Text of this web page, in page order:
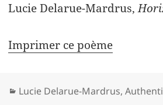
Lucie Delarue-Mardrus,
Imprimer ce poème
Catégories
Lucie Delarue-Mardrus,